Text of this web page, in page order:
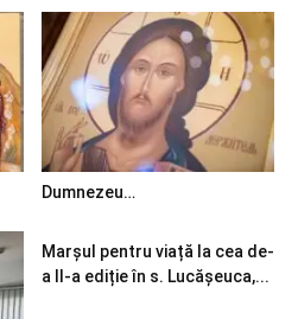
Dumnezeu…
Marșul pentru viață la cea de-
a II-a ediție în s. Lucășeuca,...